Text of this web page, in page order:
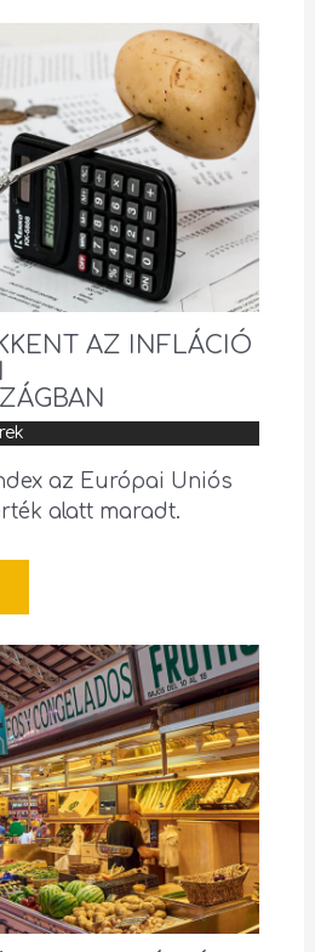
AZ INFLÁCIÓ
az Európai Uniós
alatt maradt.